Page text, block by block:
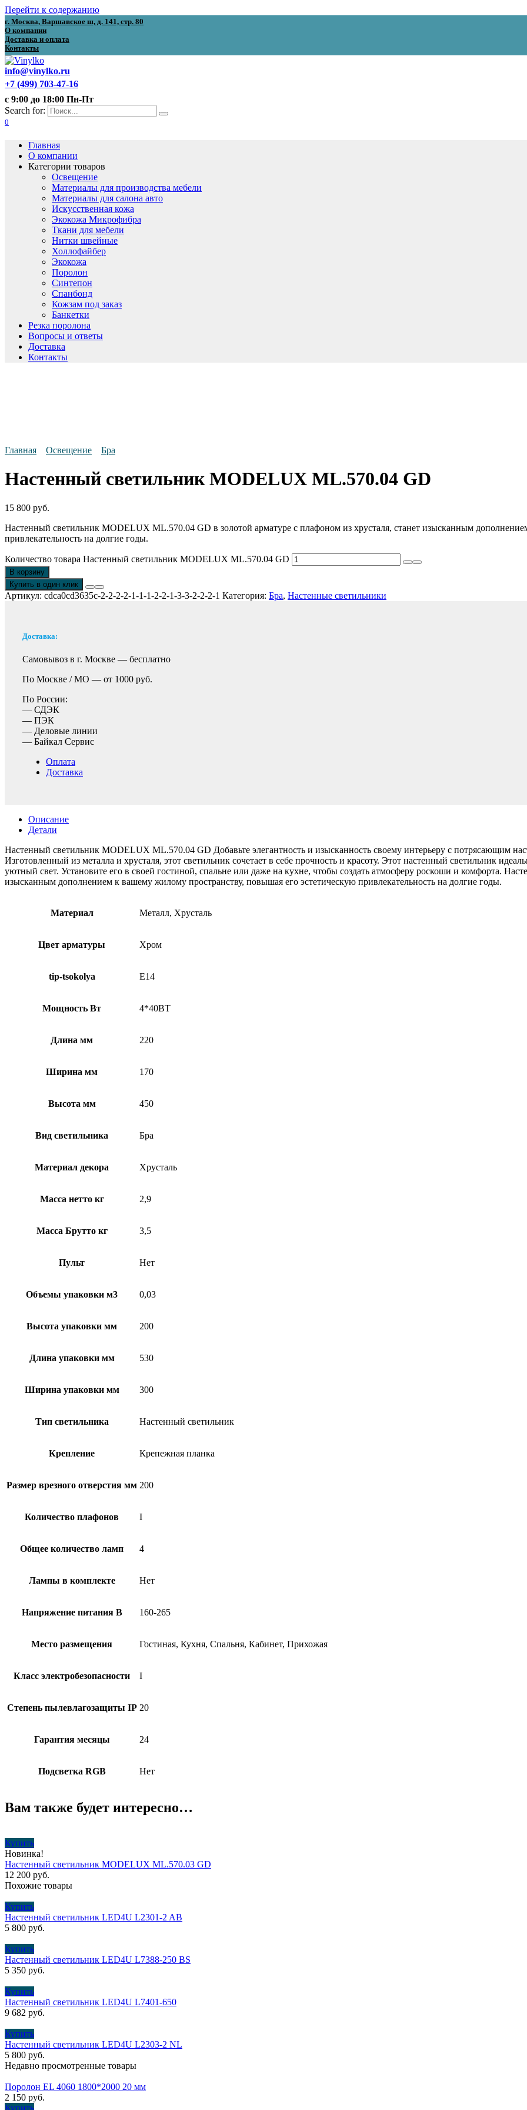
Перейти к содержанию
г. Москва, Варшавское ш, д. 141, стр. 80
О компании
Доставка и оплата
Контакты
info@vinylko.ru
+7 (499) 703-47-16
с 9:00 до 18:00 Пн-Пт
Search for:
0
Главная
О компании
Категории товаров
Освещение
Материалы для производства мебели
Материалы для салона авто
Искусственная кожа
Экокожа Микрофибра
Ткани для мебели
Нитки швейные
Холлофайбер
Экокожа
Поролон
Синтепон
Спанбонд
Кожзам под заказ
Банкетки
Резка поролона
Вопросы и ответы
Доставка
Контакты
Главная Освещение Бра
Настенный светильник MODELUX ML.570.04 GD
15 800 руб.
Настенный светильник MODELUX ML.570.04 GD в золотой арматуре с плафоном из хрусталя, станет изысканным
привлекательность на долгие годы.
Количество товара Настенный светильник MODELUX ML.570.04 GD
В корзину
Купить в один клик
Артикул: cdca0cd3635c-2-2-2-2-1-1-1-2-2-1-3-3-2-2-2-1 Категория: Бра, Настенные светильники
Доставка:
Самовывоз в г. Москве — бесплатно
По Москве / МО — от 1000 руб.
По России:
— СДЭК
— ПЭК
— Деловые линии
— Байкал Сервис
Оплата
Доставка
Описание
Детали
Настенный светильник MODELUX ML.570.04 GD Добавьте элегантность и изысканность своему интерьеру с потрясающим
Изготовленный из металла и хрусталя, этот светильник сочетает в себе прочность и красоту. Этот настенный светильник
уютный свет. Установите его в своей гостиной, спальне или даже на кухне, чтобы создать атмосферу роскоши и комфорта.
изысканным дополнением к вашему жилому пространству, повышая его эстетическую привлекательность на долгие годы.
Материал Металл, Хрусталь
Цвет арматуры Хром
tip-tsokolya E14
Мощность Вт 4*40ВТ
Длина мм 220
Ширина мм 170
Высота мм 450
Вид светильника Бра
Материал декора Хрусталь
Масса нетто кг 2,9
Масса Брутто кг 3,5
Пульт Нет
Объемы упаковки м3 0,03
Высота упаковки мм 200
Длина упаковки мм 530
Ширина упаковки мм 300
Тип светильника Настенный светильник
Крепление Крепежная планка
Размер врезного отверстия мм 200
Количество плафонов I
Общее количество ламп 4
Лампы в комплекте Нет
Напряжение питания В 160-265
Место размещения Гостиная, Кухня, Спальня, Кабинет, Прихожая
Класс электробезопасности I
Степень пылевлагозащиты IP 20
Гарантия месяцы 24
Подсветка RGB Нет
Вам также будет интересно…
Купить
Новинка!
Настенный светильник MODELUX ML.570.03 GD
12 200 руб.
Похожие товары
Купить
Настенный светильник LED4U L2301-2 AB
5 800 руб.
Купить
Настенный светильник LED4U L7388-250 BS
5 350 руб.
Купить
Настенный светильник LED4U L7401-650
9 682 руб.
Купить
Настенный светильник LED4U L2303-2 NL
5 800 руб.
Недавно просмотренные товары
Поролон EL 4060 1800*2000 20 мм
2 150 руб.
Купить